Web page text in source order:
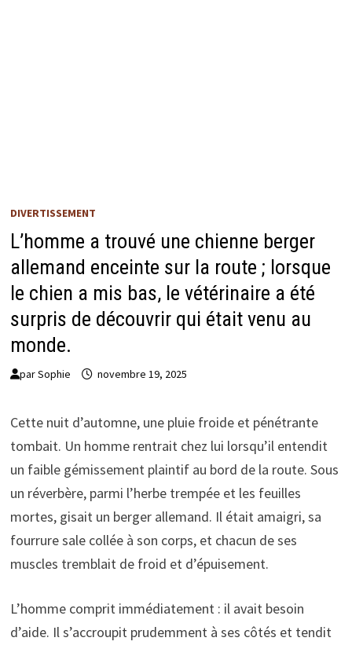
DIVERTISSEMENT
L’homme a trouvé une chienne berger
allemand enceinte sur la route ; lorsque
le chien a mis bas, le vétérinaire a été
surpris de découvrir qui était venu au
monde.
parSophie novembre 19, 2025
Cette nuit d’automne, une pluie froide et pénétrante
tombait. Un homme rentrait chez lui lorsqu’il entendit
un faible gémissement plaintif au bord de la route. Sous
un réverbère, parmi l’herbe trempée et les feuilles
mortes, gisait un berger allemand. Il était amaigri, sa
fourrure sale collée à son corps, et chacun de ses
muscles tremblait de froid et d’épuisement.
L’homme comprit immédiatement : il avait besoin
d’aide. Il s’accroupit prudemment à ses côtés et tendit